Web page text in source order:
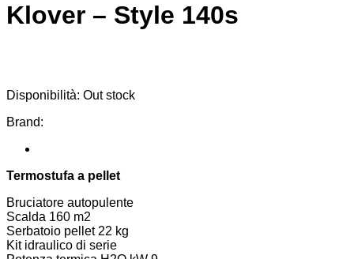
Klover – Style 140s
Disponibilità: Out stock
Brand:
Termostufa a pellet
Bruciatore autopulente
Scalda 160 m2
Serbatoio pellet 22 kg
Kit idraulico di serie